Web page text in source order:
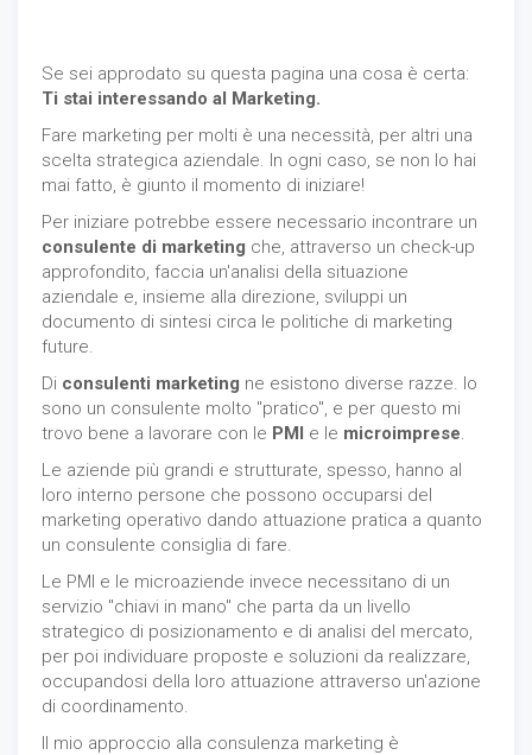
Se sei approdato su questa pagina una cosa è certa:
Ti stai interessando al Marketing.
Fare marketing per molti è una necessità, per altri una
scelta strategica aziendale. In ogni caso, se non lo hai
mai fatto, è giunto il momento di iniziare!
Per iniziare potrebbe essere necessario incontrare un
consulente di marketing che, attraverso un check-up
approfondito, faccia un'analisi della situazione
aziendale e, insieme alla direzione, sviluppi un
documento di sintesi circa le politiche di marketing
future.
Di consulenti marketing ne esistono diverse razze. Io
sono un consulente molto "pratico", e per questo mi
trovo bene a lavorare con le PMI e le microimprese
Le aziende più grandi e strutturate, spesso, hanno al
loro interno persone che possono occuparsi del
marketing operativo dando attuazione pratica a quanto
un consulente consiglia di fare.
Le PMI e le microaziende invece necessitano di un
servizio "chiavi in mano" che parta da un livello
strategico di posizionamento e di analisi del mercato,
per poi individuare proposte e soluzioni da realizzare,
occupandosi della loro attuazione attraverso un'azione
di coordinamento.
Il mio approccio alla consulenza marketing è